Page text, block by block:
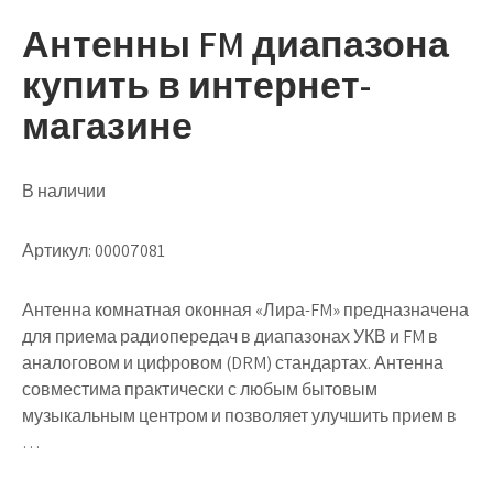
Антенны FM диапазона
купить в интернет-
магазине
В наличии
Артикул: 00007081
Антенна комнатная оконная «Лира-FM» предназначена
для приема радиопередач в диапазонах УКВ и FM в
аналоговом и цифровом (DRM) стандартах. Антенна
совместима практически с любым бытовым
музыкальным центром и позволяет улучшить прием в
…